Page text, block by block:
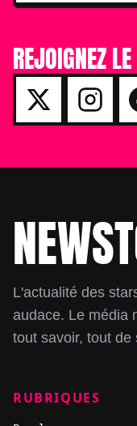
REJOIGNEZ
Footer
L'actualité des
audace. Le média
tout savoir, tout de
RUBRIQUES